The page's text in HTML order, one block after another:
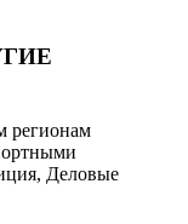
регионам
Деловые